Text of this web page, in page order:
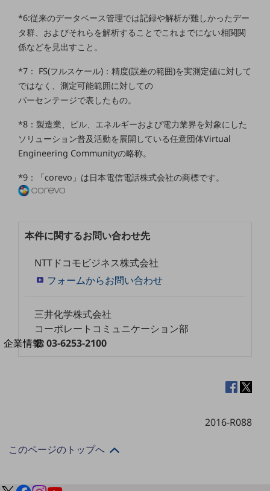
製造業
小売・卸売業
運輸業
建設業
その他の業界はこちら
ゲーム感覚で見つける
ビジネスお悩み診断
NTTドコモビジネス
オンラインショップ
法人向けモバイルトップ
はじめての方へ
新規会員登録/ログインはこちら
100回線以上のお問い合わせ・お見積りはこちら
別ウィンドウで開きます
企業情報
社長からのご挨拶
*6:従来のデータベース管理では記録や解析が難しかったデー
タ群、およびそれらを解析することでこれまでにない相関関
係などを見出すこと。
*7： FS(フルスケール)：精度(誤差の範囲)を実測定値に対して
ではなく、測定可能範囲に対しての
パーセンテージで表したもの。
*8：製造業、ビル、エネルギーおよび電力業界を対象にした
ソリューション普及活動を展開している任意団体Virtual
Engineering Communityの略称。
*9：「corevo」は日本電信電話株式会社の商標です。
本件に関するお問い合わせ先
NTTドコモビジネス株式会社
フォームからお問い合わせ
三井化学株式会社
コーポレートコミュニケーション部
03-6253-2100
2016-R088
このページのトップへ